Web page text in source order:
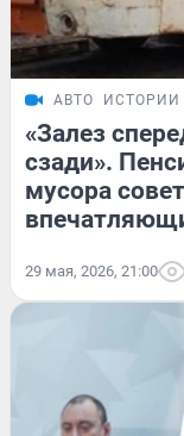
АВТО ИСТОРИИ
«Залез
сзади».
мусора
29 мая, 2026, 21:00